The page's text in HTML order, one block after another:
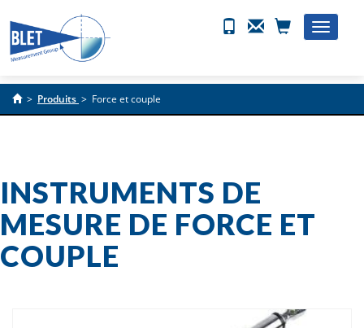
Toggle
> Produits > Force et couple
INSTRUMENTS DE
MESURE DE FORCE ET
COUPLE